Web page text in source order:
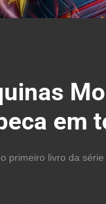
em
primeiro livro da